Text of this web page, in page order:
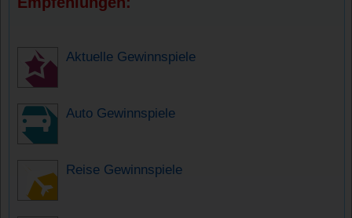
Aktuelle Gewinnspiele
Auto Gewinnspiele
Reise Gewinnspiele